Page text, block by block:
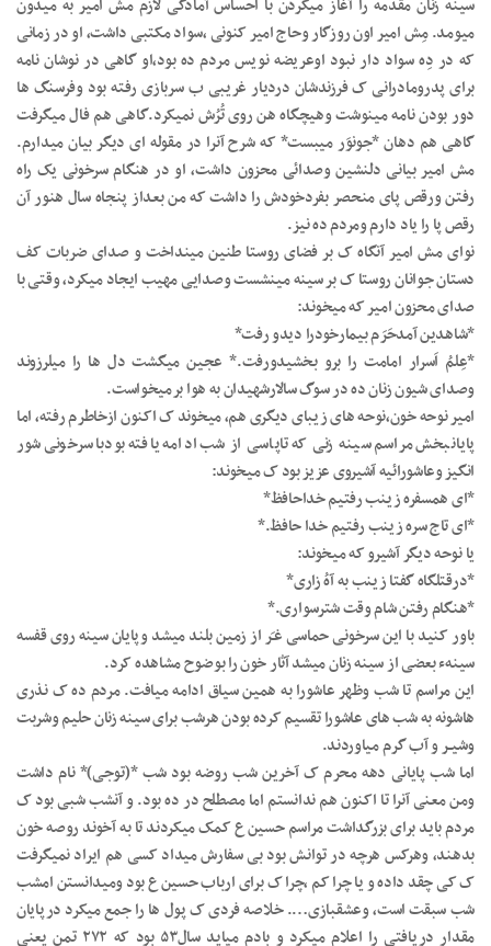
سینه زنان مقدمه را آغاز میکردن با احساس آمادگی لازم مش امیر به میدون
میومد. مِش امیر اون روزگار وحاج امیر کنونی ،سواد مکتبی داشت، او در زمانی
که در دِه سواد دار نبود اوعریضه نویس مردم ده بود،او گاهی در نوشان نامه
برای پدرومادرانی ک فرزندشان دردیار غریبی ب سربازی رفته بود وفرسنگ ها
دور بودن نامه مینوشت وهیچگاه هن روی تُرُش نمیکرد.گاهی هم فال میگرفت
گاهی هم دهان *جونوَر میبست* که شرح آنرا در مقوله ای دیگر بیان میدارم.
مش امیر بیانی دلنشین وصدائی محزون داشت، او در هنگام سرخونی یک راه
رفتن ورقص پای منحصر بفردخودش را داشت که من بعداز پنجاه سال هنور آن
رقص پا را یاد دارم ومردم ده نیز.
نوای مش امیر آنگاه ک بر فضای روستا طنین مینداخت و صدای ضربات کف
دستان جوانان روستا ک بر سینه مینشست وصدایی مهیب ایجاد میکرد، وقتی با
صدای محزون امیر که میخوند:
*شاهدین آمدحَرَم بیمارخودرا دیدو رفت*
*عِلمُ اَسرار امامت را برو بخشیدورفت.* عجین میگشت دل ها را میلرزوند
وصدای شیون زنان ده در سوگ سالارشهیدان به هوا برمیخواست.
امیر نوحه خون،نوحه های زیبای دیگری هم، میخوند ک اکنون ازخاطرم رفته، اما
پایانبخش مراسم سینه زنی که تاپاسی از شب ادامه یافته بودبا سرخونی شور
انگیز وعاشورائیه آشیروی عزیز بود ک میخوند:
*ای همسفره زینب رفتیم خداحافظ*
*ای تاج سره زینب رفتیم خدا حافظ.*
یا نوحه دیگر آشیرو که میخوند:
*درقتلگاه گفتا زینب به آهُ زاری*
*هنگام رفتن شام وقت شترسواری.*
باور کنید با این سرخونی حماسی غـَر از زمین بلند میشد وپایان سینه روی قفسه
سینهء بعضی از سینه زنان میشد آثار خون را بوضوح مشاهده کرد.
این مراسم تا شب وظهر عاشورا به همین سیاق ادامه میافت. مردم ده ک نذری
هاشونه به شب های عاشورا تقسیم کرده بودن هرشب برای سینه زنان حلیم وشربت
وشیــر و آب گرم میاوردند.
اما شب پایانی دهه محرم ک آخرین شب روضه بود شب *(توجی)* نام داشت
ومن معنی آنرا تا اکنون هم ندانستم اما مصطلح در ده بود. و آنشب شبی بود ک
مردم باید برای بزرگداشت مراسم حسین ع کمک میکردند تا به آخوند روصه خون
بدهند، وهرکس هرچه در توانش بود بی سفارش میداد کسی هم ایراد نمیگرفت
ک کی چقد داده و یا چرا کم ،چرا ک برای ارباب حسین ع بود ومیدانستن امشب
شب سبقت است، وعشقبازی…. خلاصه فردی ک پول ها را جمع میکرد درپایان
مقدار دریافتی را اعلام میکرد و بادم میاید سال۵۳ بود که ۲۷۲ تمن یعنی